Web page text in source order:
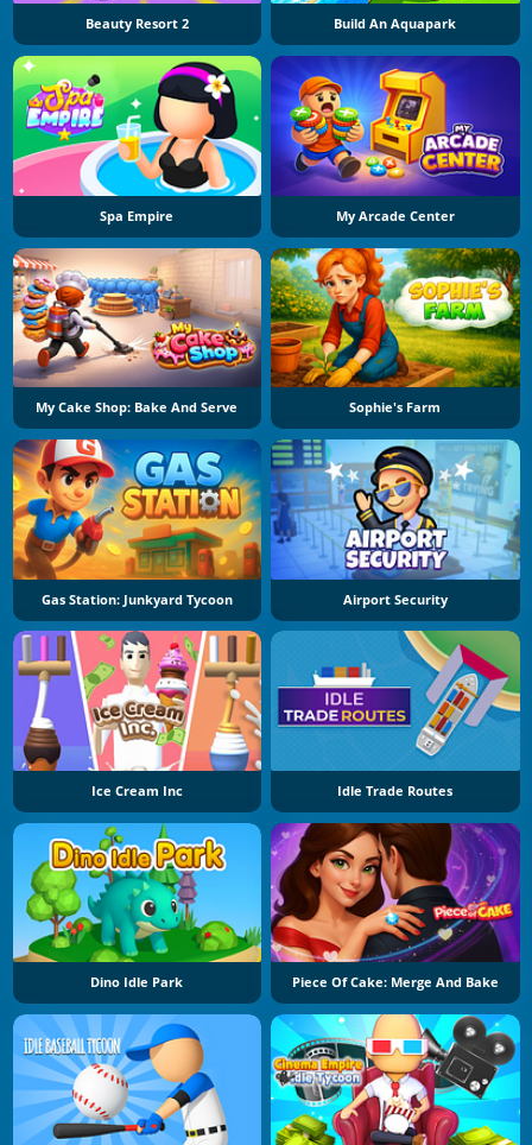
Beauty Resort 2 Build An Aquapark
Spa Empire My Arcade Center
My Cake Shop: Bake And Serve Sophie's Farm
Gas Station: Junkyard Tycoon Airport Security
Ice Cream Inc Idle Trade Routes
Dino Idle Park Piece Of Cake: Merge And Bake